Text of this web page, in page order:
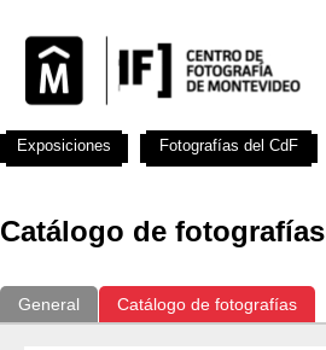
Catálogo de fotografías
General Catálogo de fotografías
Exposiciones Fotografías del CdF